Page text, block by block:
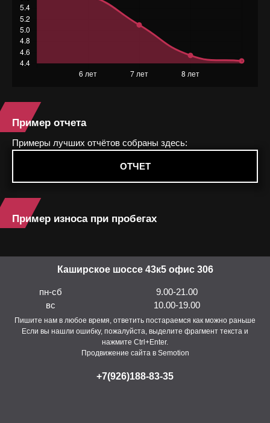
Пример отчета
Примеры лучших отчётов собраны здесь:
ОТЧЕТ
Пример износа при пробегах
Каширское шоссе 43к5 офис 306
пн-сб
9.00-21.00
вс
10.00-19.00
Пишите нам в любое время, ответить постараемся как можно раньше
Если вы нашли ошибку, пожалуйста, выделите фрагмент текста и
нажмите Ctrl+Enter.
Продвижение сайта в Semotion
+7(926)188-83-35